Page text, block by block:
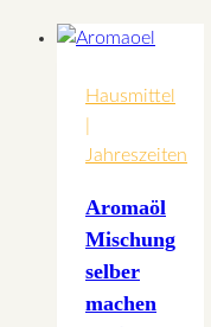
Hausmittel
Jahreszeiten
Aromaöl
Mischung
selber
machen